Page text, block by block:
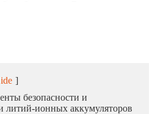
]
безопасности и
литий-ионных аккумуляторов